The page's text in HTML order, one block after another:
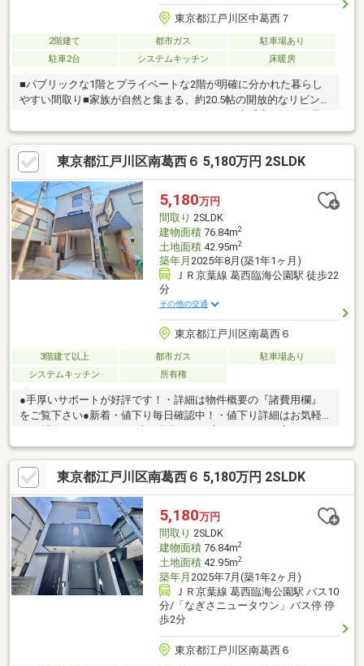
東京都江戸川区中葛西７
2階建て 都市ガス
駐車場あり
駐車2台
システムキッチン 床暖房
■パブリックな1階とプライベートな2階が明確に分かれた暮らし
やすい間取り■家族が自然と集まる、約20.5帖の開放的なリビング
ダイニングキッチン■リビングダイニングには床暖房があり、足
元からポカポカ■約4.2帖の開放的なワイドバルコニー■SICやパン
トリーなど充実の収納美の家■並列2台駐車可能（車種要確認）＝
＝＝＝＝＝＝＝＝＝＝＝＝＝＝＝＝＝＝＝＝＝＝＝東証プライム
上場企業［タカラレーベンGROUP］の仲介事業を担う【タカラレ
ーベンリアルネット（タカラの仲介）】レーベン・ネベルシリー
ズに精通し、業界の実績の多い信頼のおけるスタッフが対応いた
します。
東京都江戸川区南葛西６ 5,180万円 2SLDK
5,180万円
間取り 2SLDK
建物面積76.84m2
土地面積42.95m2
築年月 2025年8月(築1年1ヶ月)
ＪＲ京葉線 葛西臨海公園駅 徒歩22
分
その他の交通
東京都江戸川区南葛西６
3階建て以上 都市ガス
駐車場あり
システムキッチン
所有権
●手厚いサポートが好評です！・詳細は物件概要の『諸費用欄』
をご覧下さい●新着・値下り毎日確認中！・値下り詳細はお気軽
実績多数！・最適なローンプランをご提案・延滞があってもプロ
がサポート・お借入れやお車のローンもご相談可能です＼お引渡
しまで責任をもって丁寧にフォロー／＼どんなことでも、お気軽
にご相談ください／－－－－－－－－－－お電話でのお問合せが
スムーズです《フリーダイヤル》0800-800-1169
東京都江戸川区南葛西６ 5,180万円 2SLDK
5,180万円
間取り 2SLDK
建物面積76.84m2
土地面積42.95m2
築年月 2025年7月(築1年2ヶ月)
ＪＲ京葉線 葛西臨海公園駅 バス10
分/「なぎさニュータウン」バス停 停
歩2分
東京都江戸川区南葛西６